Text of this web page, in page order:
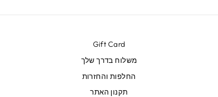
Gift Card
משלוח בדרך שלך
החלפות והחזרות
תקנון האתר